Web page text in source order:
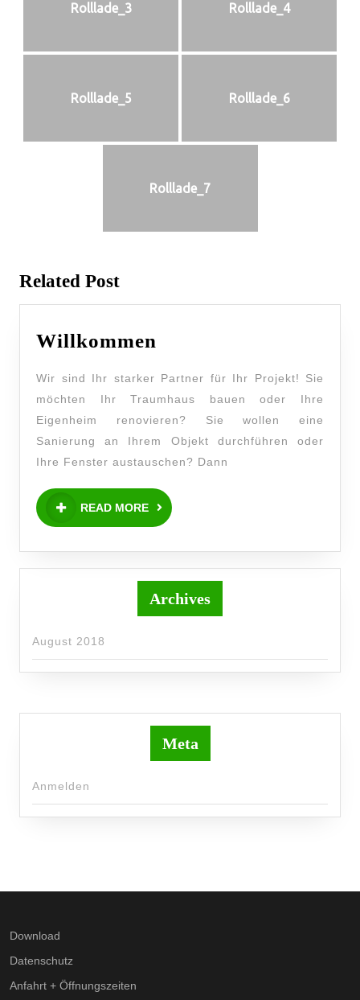
Rolllade_3 Rolllade_4
Rolllade_5 Rolllade_6
Rolllade_7
Related Post
Willkommen
Wir sind Ihr starker Partner für Ihr Projekt! Sie
möchten Ihr Traumhaus bauen oder Ihre
Eigenheim renovieren? Sie wollen eine
Sanierung an Ihrem Objekt durchführen oder
Ihre Fenster austauschen? Dann
READ MORE
Archives
August 2018
Meta
Anmelden
Download
Datenschutz
Anfahrt + Öffnungszeiten